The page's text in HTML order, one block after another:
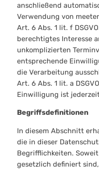
anschließend
Verwendung von
Art. 6 Abs. 1 lit. f
berechtigtes Interesse
unkomplizierten
entsprechende
die Verarbeitung
Art. 6 Abs. 1 lit. a
Einwilligung ist
Begriffsdefinitionen
In diesem Abschnitt
die in dieser
Begrifflichkeiten.
gesetzlich definiert